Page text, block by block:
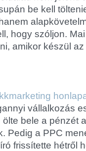
be kell
hogy szóljon.
amikor készül
vállalkozás
bele a pénzét
Pedig a PPC
frissítette hétről